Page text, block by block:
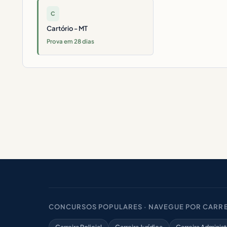
C
Cartório - MT
Prova em 28 dias
CONCURSOS POPULARES · NAVEGUE POR